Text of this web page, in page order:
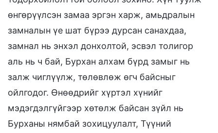
өнгөрүүлсэн замаа эргэн харж, амьдралын
замналын үе шат бүрээ дурсан санахдаа,
замнал нь энхэл донхолтой, эсвэл толигор
аль нь ч бай, Бурхан алхам бүрд замыг нь
залж чиглүүлж, төлөвлөж өгч байсныг
ойлгодог. Өнөөдрийг хүртэл хүнийг
мэдэгдэлгүйгээр хөтөлж байсан зүйл нь
Бурханы нямбай зохицуулалт, Түүний